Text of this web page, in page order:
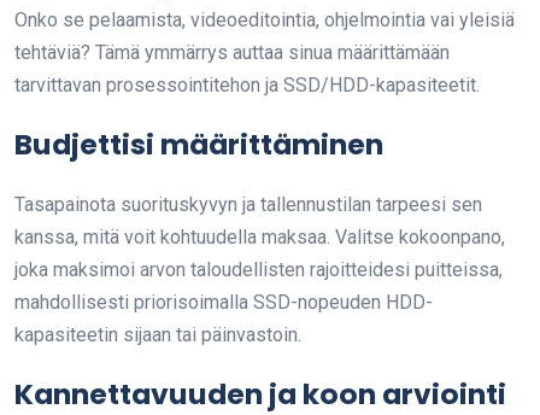
Onko se pelaamista, videoeditointia, ohjelmointia vai yleisiä
tehtäviä? Tämä ymmärrys auttaa sinua määrittämään
tarvittavan prosessointitehon ja SSD/HDD-kapasiteetit.
Budjettisi määrittäminen
Tasapainota suorituskyvyn ja tallennustilan tarpeesi sen
kanssa, mitä voit kohtuudella maksaa. Valitse kokoonpano,
joka maksimoi arvon taloudellisten rajoitteidesi puitteissa,
mahdollisesti priorisoimalla SSD-nopeuden HDD-
kapasiteetin sijaan tai päinvastoin.
Kannettavuuden ja koon arviointi